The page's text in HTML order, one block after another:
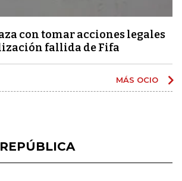
con tomar acciones legales
fallida de Fifa
MÁS OCIO